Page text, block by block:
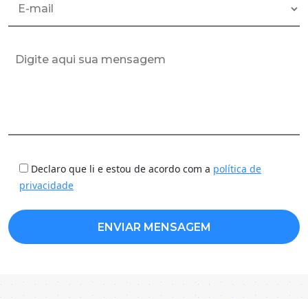
Declaro que li e estou de acordo com a política de
privacidade